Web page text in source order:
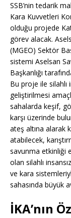
SSB’nin tedarik
Kara Kuvvetleri
olduğu projede
görev alacak.
(MGEO) Sektör
sistemi Aselsan
Başkanlığı
Bu proje ile silahlı
geliştirilmesi
sahalarda keşif,
karşı üzerinde
ateş altına alarak
atabilecek,
savunma etkinliği
olan silahlı
ve kara
sahasında büyük
İKA’nın